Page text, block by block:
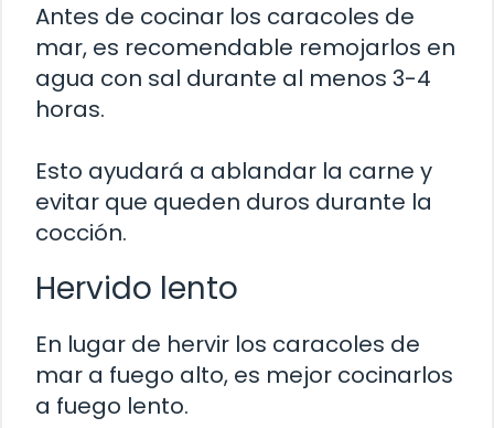
Antes de cocinar los caracoles de
mar, es recomendable remojarlos en
agua con sal durante al menos 3-4
horas.
Esto ayudará a ablandar la carne y
evitar que queden duros durante la
cocción.
Hervido lento
En lugar de hervir los caracoles de
mar a fuego alto, es mejor cocinarlos
a fuego lento.